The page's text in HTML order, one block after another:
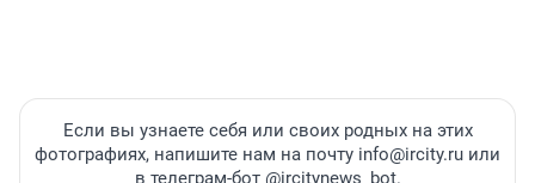
Если вы узнаете себя или своих родных на этих
фотографиях, напишите нам на почту info@ircity.ru или
в телеграм-бот @ircitynews_bot.